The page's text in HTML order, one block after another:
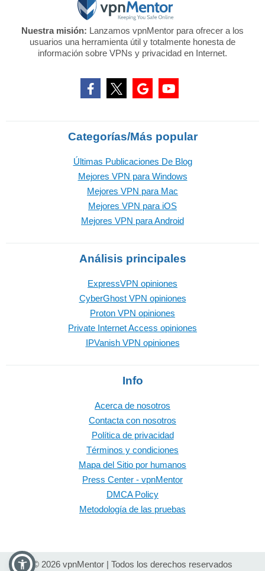
Nuestra misión: Lanzamos vpnMentor para ofrecer a los
usuarios una herramienta útil y totalmente honesta de
información sobre VPNs y privacidad en Internet.
Categorías/Más popular
Últimas Publicaciones De Blog
Mejores VPN para Windows
Mejores VPN para Mac
Mejores VPN para iOS
Mejores VPN para Android
Análisis principales
ExpressVPN opiniones
CyberGhost VPN opiniones
Proton VPN opiniones
Private Internet Access opiniones
IPVanish VPN opiniones
Info
Acerca de nosotros
Contacta con nosotros
Política de privacidad
Términos y condiciones
Mapa del Sitio por humanos
Press Center - vpnMentor
DMCA Policy
Metodología de las pruebas
© 2026 vpnMentor | Todos los derechos reservados